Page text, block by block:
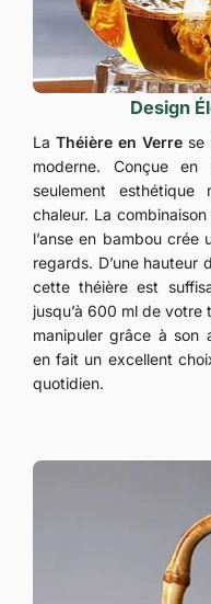
Design
LaThéière en Verre se
moderne. Conçue
seulement
chaleur. La
l’anse en bambou crée
regards. D’une hauteur
cette théière est
jusqu’à 600 ml de
manipuler grâce à son
en fait un excellent
quotidien.